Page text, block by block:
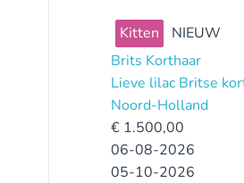
Kitten
NIEUW
Brits Korthaar
Lieve lilac Britse
Noord-Holland
€ 1.500,00
06-08-2026
05-10-2026